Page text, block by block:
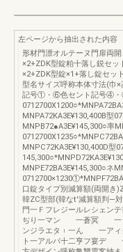
左ページから抽出された内容
形材門漂オルテーヌ門扉両
×2+ZDK型錠粕十落し鋭セッ
×2+ZDK型錠×1+落し錠セッ
型名サイズ呼称本体寸法(巾
記号①・⑥色セント記号④
MNPA72KA3E¥130,400B型
MNPB72●A3E¥145,300○率
MNPC72KA3E¥130,400D型
MNPE72BA3E¥145,300○ネ
口錠タイプ別減算額(両開き
韓ZC型部(韓なt′減算額判―
門一Ｆフレジールレシェン
ぢり一マン 一蒼冥 一シ
ンジラエタ︲一ん 一アィ
ト一アルバ十二亨フ宴デ